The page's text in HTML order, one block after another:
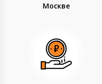
Москве